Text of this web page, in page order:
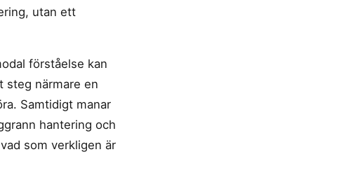
utan ett
förståelse kan
steg närmare en
Samtidigt manar
hantering och
som verkligen är